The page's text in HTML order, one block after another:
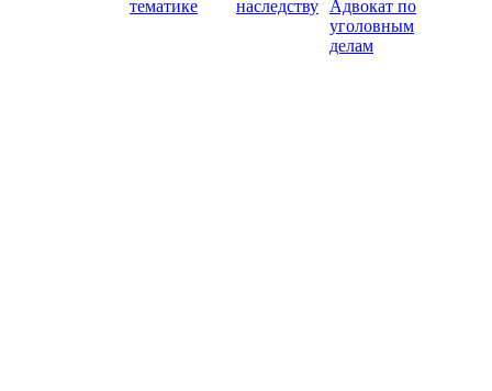
тематике наследству
Адвокат по
уголовным
делам